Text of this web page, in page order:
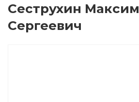
Сеструхин Максим
Сергеевич